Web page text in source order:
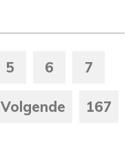
5 6 7
Volgende 167